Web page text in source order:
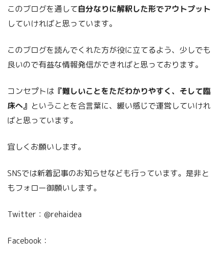
このブログを通して自分なりに解釈した形でアウトプット
していければと思っています。
このブログを読んでくれた方が役に立てるよう、少しでも
良いので有益な情報発信ができればと思っております。
コンセプトは 『難しいことをただわかりやすく、そして臨
床へ』 ということを合言葉に、緩い感じで運営していけれ
ばと思っています。
宜しくお願いします。
SNSでは新着記事のお知らせなども行っています。是非と
もフォロー御願いします。
Twitter：@rehaidea
Facebook：